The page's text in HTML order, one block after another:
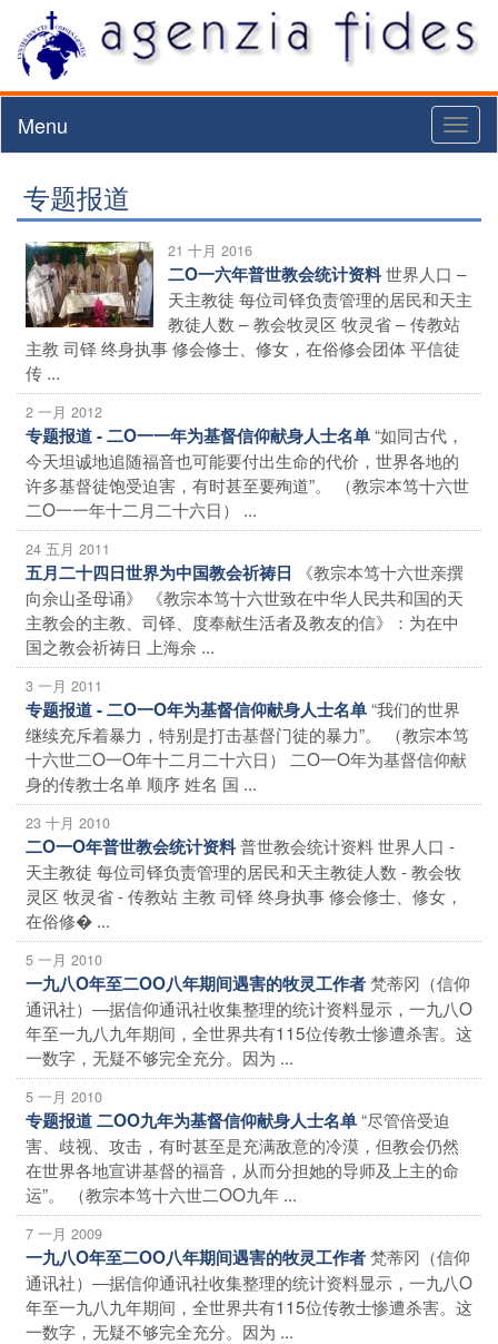
Menu
专题报道
21 十月 2016
二O一六年普世教会统计资料世界人口 –
天主教徒 每位司铎负责管理的居民和天主
教徒人数 – 教会牧灵区 牧灵省 – 传教站
主教 司铎 终身执事 修会修士、修女，在俗修会团体 平信徒
传 ...
2 一月 2012
专题报道 - 二O一一年为基督信仰献身人士名单“如同古代，
今天坦诚地追随福音也可能要付出生命的代价，世界各地的
许多基督徒饱受迫害，有时甚至要殉道”。 （教宗本笃十六世
二O一一年十二月二十六日） ...
24 五月 2011
五月二十四日世界为中国教会祈祷日
《教宗本笃十六世亲撰
向佘山圣母诵》 《教宗本笃十六世致在中华人民共和国的天
主教会的主教、司铎、度奉献生活者及教友的信》：为在中
国之教会祈祷日 上海佘 ...
3 一月 2011
专题报道 - 二O一O年为基督信仰献身人士名单“我们的世界
继续充斥着暴力，特别是打击基督门徒的暴力”。 （教宗本笃
十六世二O一O年十二月二十六日） 二O一O年为基督信仰献
身的传教士名单 顺序 姓名 国 ...
23 十月 2010
二O一O年普世教会统计资料普世教会统计资料 世界人口 -
天主教徒 每位司铎负责管理的居民和天主教徒人数 - 教会牧
灵区 牧灵省 - 传教站 主教 司铎 终身执事 修会修士、修女，
在俗修� ...
5 一月 2010
一九八O年至二OO八年期间遇害的牧灵工作者梵蒂冈（信仰
通讯社）―据信仰通讯社收集整理的统计资料显示，一九八O
年至一九八九年期间，全世界共有115位传教士惨遭杀害。这
一数字，无疑不够完全充分。因为 ...
5 一月 2010
专题报道 二OO九年为基督信仰献身人士名单“尽管倍受迫
害、歧视、攻击，有时甚至是充满敌意的冷漠，但教会仍然
在世界各地宣讲基督的福音，从而分担她的导师及上主的命
运”。 （教宗本笃十六世二OO九年 ...
7 一月 2009
一九八O年至二OO八年期间遇害的牧灵工作者梵蒂冈（信仰
通讯社）―据信仰通讯社收集整理的统计资料显示，一九八O
年至一九八九年期间，全世界共有115位传教士惨遭杀害。这
一数字，无疑不够完全充分。因为 ...